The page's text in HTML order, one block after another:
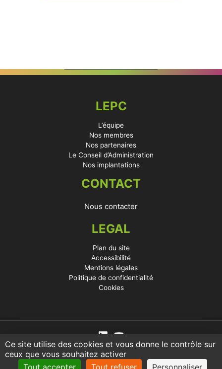
Ce site utilise des cookies et vous donne le contrôle sur
ceux que vous souhaitez activer
Tout accepter
Tout refuser Personnaliser
LEPC
L’équipe
Nos membres
Nos partenaires
Le Conseil d’Administration
Nos implantations
CONTACT
Nous contacter
LEGAL
Plan du site
Accessibilité
Mentions légales
Politique de confidentialité
Cookies